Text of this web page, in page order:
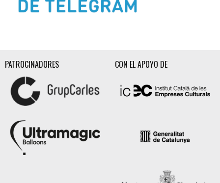
PATROCINADORES CON EL APOYO DE